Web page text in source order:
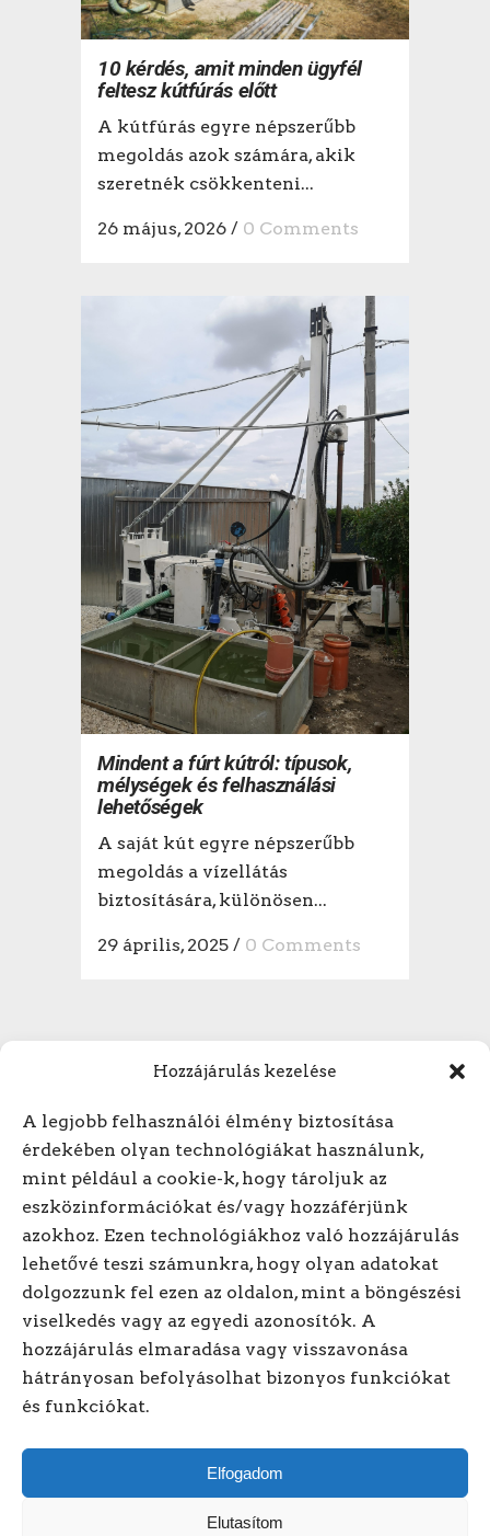
Hozzájárulás kezelése
A legjobb felhasználói élmény biztosítása
érdekében olyan technológiákat használunk,
mint például a cookie-k, hogy tároljuk az
eszközinformációkat és/vagy hozzáférjünk
azokhoz. Ezen technológiákhoz való hozzájárulás
lehetővé teszi számunkra, hogy olyan adatokat
dolgozzunk fel ezen az oldalon, mint a böngészési
viselkedés vagy az egyedi azonosítók. A
hozzájárulás elmaradása vagy visszavonása
hátrányosan befolyásolhat bizonyos funkciókat
és funkciókat.
Elfogadom
Elutasítom
10 kérdés, amit minden ügyfél
feltesz kútfúrás előtt
A kútfúrás egyre népszerűbb
megoldás azok számára, akik
szeretnék csökkenteni...
26 május, 2026 / 0 Comments
Mindent a fúrt kútról: típusok,
mélységek és felhasználási
lehetőségek
A saját kút egyre népszerűbb
megoldás a vízellátás
biztosítására, különösen...
29 április, 2025 / 0 Comments
Hívjon minket! +3620/318-
1614
Kövessen minket online!